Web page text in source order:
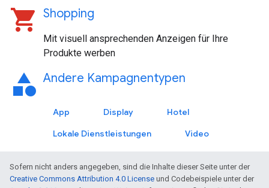
shopping_cart Shopping
Mit visuell ansprechenden Anzeigen für Ihre
Produkte werben
category Andere Kampagnentypen
App Display
Hotel
Lokale Dienstleistungen
Video
Sofern nicht anders angegeben, sind die Inhalte dieser Seite unter der
Creative Commons Attribution 4.0 License und Codebeispiele unter der